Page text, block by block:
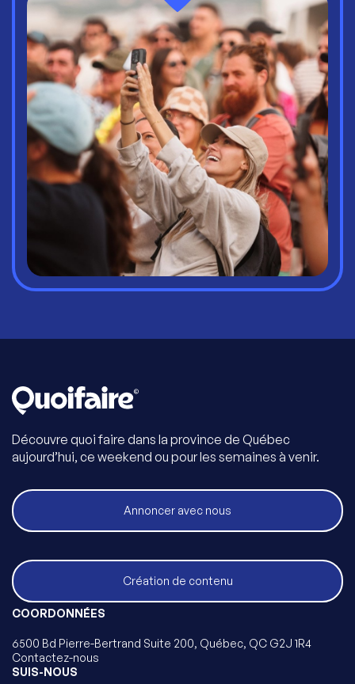
Découvre quoi faire dans la province de Québec
aujourd’hui, ce weekend ou pour les semaines à venir.
Annoncer avec nous
Création de contenu
COORDONNÉES
6500 Bd Pierre-Bertrand Suite 200, Québec, QC G2J 1R4
Contactez-nous
SUIS-NOUS